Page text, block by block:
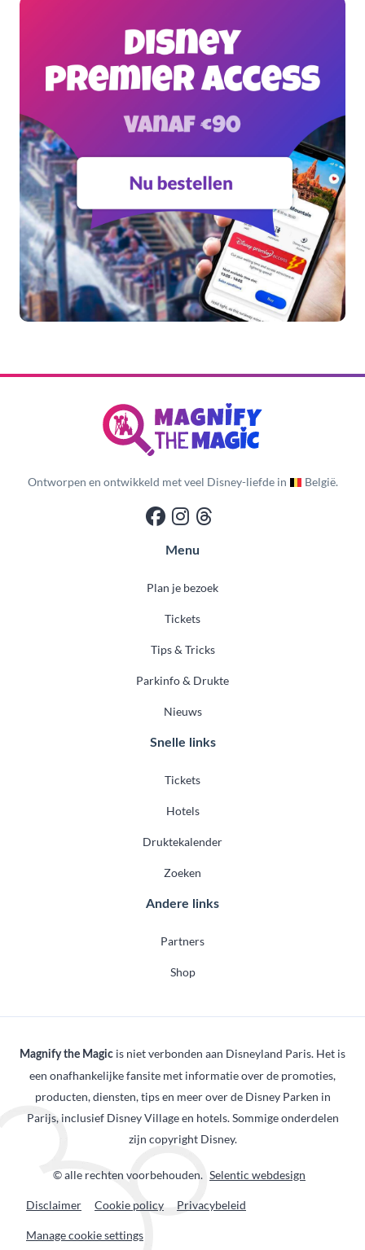
Ontworpen en ontwikkeld met veel Disney-liefde in België.
Menu
Plan je bezoek
Tickets
Tips & Tricks
Parkinfo & Drukte
Nieuws
Snelle links
Tickets
Hotels
Druktekalender
Zoeken
Andere links
Partners
Shop
Magnify the Magic is niet verbonden aan Disneyland Paris. Het is
een onafhankelijke fansite met informatie over de promoties,
producten, diensten, tips en meer over de Disney Parken in
Parijs, inclusief Disney Village en hotels. Sommige onderdelen
zijn copyright Disney.
© alle rechten voorbehouden. Selentic webdesign
Disclaimer Cookie policy Privacybeleid
Manage cookie settings